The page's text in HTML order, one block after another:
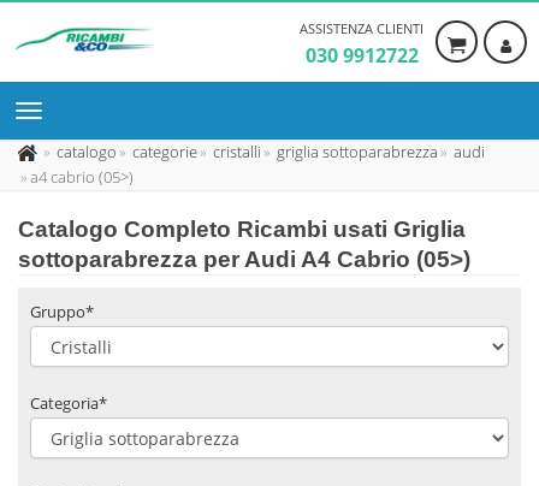
ASSISTENZA CLIENTI
030 9912722
catalogo categorie cristalli griglia sottoparabrezza
audi
a4 cabrio (05>)
Catalogo Completo Ricambi usati Griglia
sottoparabrezza per Audi A4 Cabrio (05>)
Gruppo*
Categoria*